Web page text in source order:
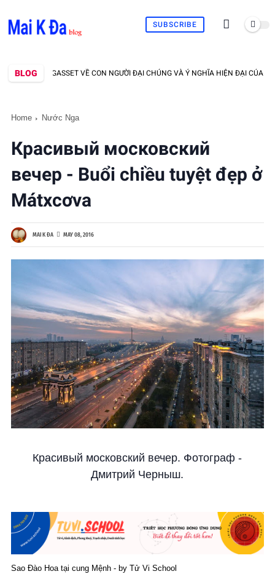
SUBSCRIBE
BLOGY GASSET VỀ CON NGƯỜI ĐẠI CHÚNG VÀ Ý NGHĨA HIỆN ĐẠI CỦA NÓ -
Home Nước Nga
Красивый московский
вечер - Buổi chiều tuyệt đẹp ở
Mátxcơva
MAI K ĐA MAY 08, 2016
Красивый московский вечер. Фотограф -
Дмитрий Черныш.
Sao Đào Hoa tại cung Mệnh - by Tử Vi School